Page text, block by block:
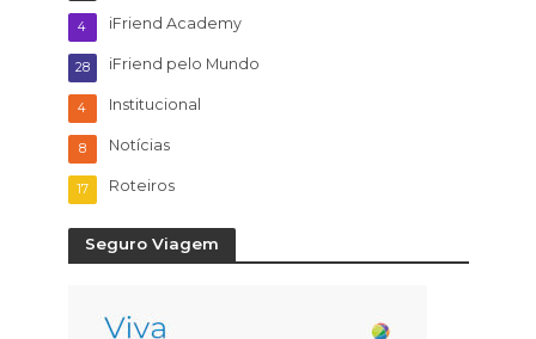
iFriend Academy
4
iFriend pelo Mundo
28
Institucional
4
Notícias
8
Roteiros
17
Seguro Viagem